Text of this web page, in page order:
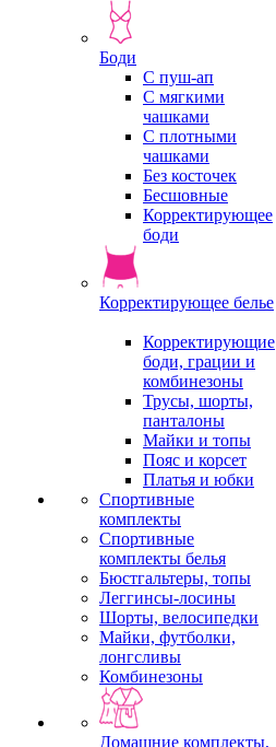
Боди
С пуш-ап
С мягкими
чашками
С плотными
чашками
Без косточек
Бесшовные
Корректирующее
боди
Корректирующее белье
Корректирующие
боди, грации и
комбинезоны
Трусы, шорты,
панталоны
Майки и топы
Пояс и корсет
Платья и юбки
Спортивные
комплекты
Спортивные
комплекты белья
Бюстгальтеры, топы
Леггинсы-лосины
Шорты, велосипедки
Майки, футболки,
лонгсливы
Комбинезоны
Домашние комплекты,